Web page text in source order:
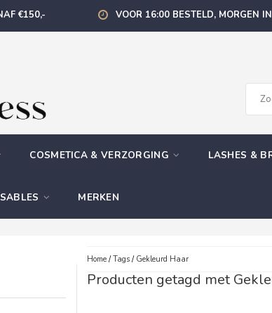
€150,- VOOR 16:00 BESTELD, MORGEN
COSMETICA & VERZORGING LASHES &
MERKEN
Home/Tags/ Gekleurd Haar
Producten getagd met